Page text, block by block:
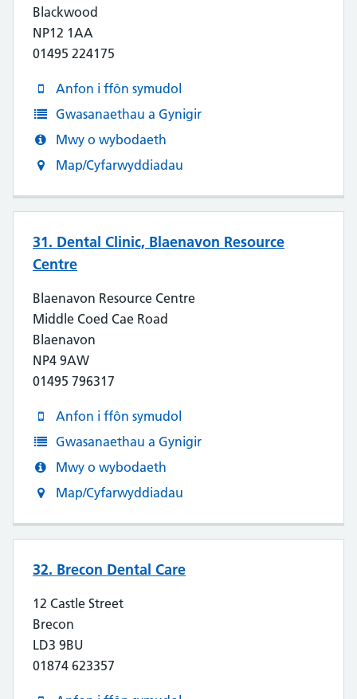
Blackwood
NP12 1AA
01495 224175
Anfon i ffôn symudol
Gwasanaethau a Gynigir
Mwy o wybodaeth
Map/Cyfarwyddiadau
31. Dental Clinic, Blaenavon Resource
Centre
Blaenavon Resource Centre
Middle Coed Cae Road
Blaenavon
NP4 9AW
01495 796317
Anfon i ffôn symudol
Gwasanaethau a Gynigir
Mwy o wybodaeth
Map/Cyfarwyddiadau
32. Brecon Dental Care
12 Castle Street
Brecon
LD3 9BU
01874 623357